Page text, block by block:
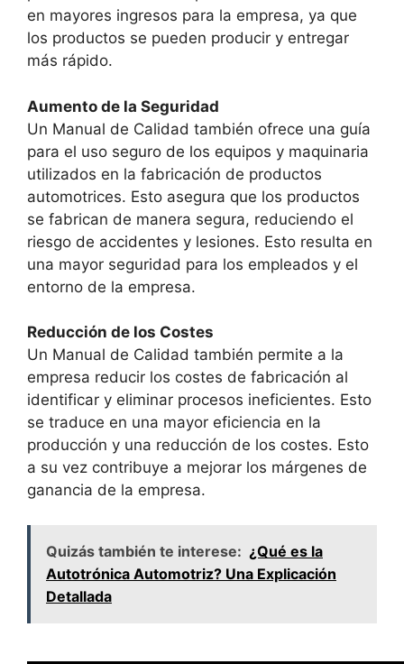
en mayores ingresos para la empresa, ya que
los productos se pueden producir y entregar
más rápido.
Aumento de la Seguridad
Un Manual de Calidad también ofrece una guía
para el uso seguro de los equipos y maquinaria
utilizados en la fabricación de productos
automotrices. Esto asegura que los productos
se fabrican de manera segura, reduciendo el
riesgo de accidentes y lesiones. Esto resulta en
una mayor seguridad para los empleados y el
entorno de la empresa.
Reducción de los Costes
Un Manual de Calidad también permite a la
empresa reducir los costes de fabricación al
identificar y eliminar procesos ineficientes. Esto
se traduce en una mayor eficiencia en la
producción y una reducción de los costes. Esto
a su vez contribuye a mejorar los márgenes de
ganancia de la empresa.
Quizás también te interese: ¿Qué es la
Autotrónica Automotriz? Una Explicación
Detallada